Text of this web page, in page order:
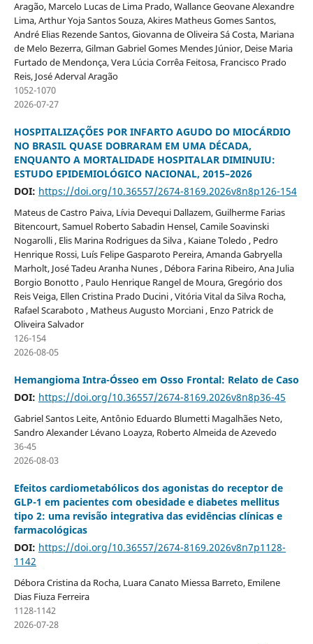
Aragão, Marcelo Lucas de Lima Prado, Wallance Geovane Alexandre
Lima, Arthur Yoja Santos Souza, Akires Matheus Gomes Santos,
André Elias Rezende Santos, Giovanna de Oliveira Sá Costa, Mariana
de Melo Bezerra, Gilman Gabriel Gomes Mendes Júnior, Deise Maria
Furtado de Mendonça, Vera Lúcia Corrêa Feitosa, Francisco Prado
Reis, José Aderval Aragão
1052-1070
2026-07-27
HOSPITALIZAÇÕES POR INFARTO AGUDO DO MIOCÁRDIO
NO BRASIL QUASE DOBRARAM EM UMA DÉCADA,
ENQUANTO A MORTALIDADE HOSPITALAR DIMINUIU:
ESTUDO EPIDEMIOLÓGICO NACIONAL, 2015–2026
DOI: https://doi.org/10.36557/2674-8169.2026v8n8p126-154
Mateus de Castro Paiva, Lívia Devequi Dallazem, Guilherme Farias
Bitencourt, Samuel Roberto Sabadin Hensel, Camile Soavinski
Nogarolli , Elis Marina Rodrigues da Silva , Kaiane Toledo , Pedro
Henrique Rossi, Luís Felipe Gasparoto Pereira, Amanda Gabryella
Marholt, José Tadeu Aranha Nunes , Débora Farina Ribeiro, Ana Julia
Borgio Bonotto , Paulo Henrique Rangel de Moura, Gregório dos
Reis Veiga, Ellen Cristina Prado Ducini , Vitória Vital da Silva Rocha,
Rafael Scaraboto , Matheus Augusto Morciani , Enzo Patrick de
Oliveira Salvador
126-154
2026-08-05
Hemangioma Intra-Ósseo em Osso Frontal: Relato de Caso
DOI: https://doi.org/10.36557/2674-8169.2026v8n8p36-45
Gabriel Santos Leite, Antônio Eduardo Blumetti Magalhães Neto,
Sandro Alexander Lévano Loayza, Roberto Almeida de Azevedo
36-45
2026-08-03
Efeitos cardiometabólicos dos agonistas do receptor de
GLP-1 em pacientes com obesidade e diabetes mellitus
tipo 2: uma revisão integrativa das evidências clínicas e
farmacológicas
DOI: https://doi.org/10.36557/2674-8169.2026v8n7p1128-
1142
Débora Cristina da Rocha, Luara Canato Miessa Barreto, Emilene
Dias Fiuza Ferreira
1128-1142
2026-07-28